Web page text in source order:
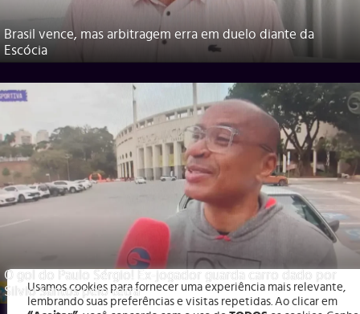
Brasil vence, mas arbitragem erra em duelo diante da
Escócia
O gol do Paulo Sérgio! Ex-jogador guarda carro dado por
Silvio Santos pelo tetra
Usamos cookies para fornecer uma experiência mais relevante,
lembrando suas preferências e visitas repetidas. Ao clicar em